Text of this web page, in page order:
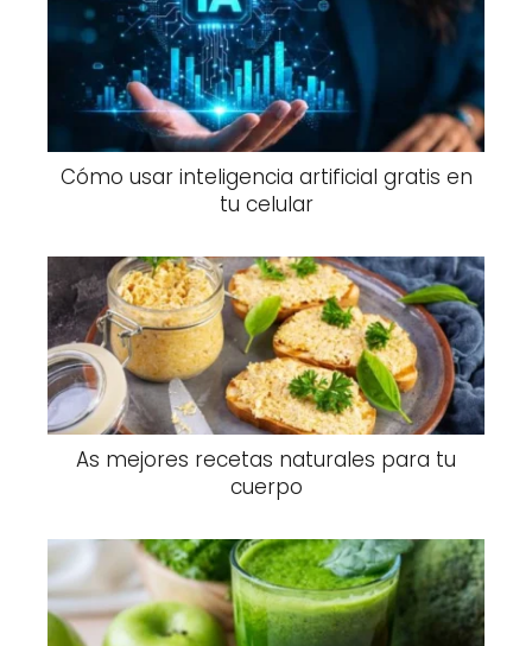
Cómo usar inteligencia artificial gratis en
tu celular
As mejores recetas naturales para tu
cuerpo